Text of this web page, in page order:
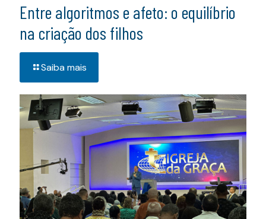
Entre algoritmos e afeto: o equilíbrio
na criação dos filhos
Saiba mais